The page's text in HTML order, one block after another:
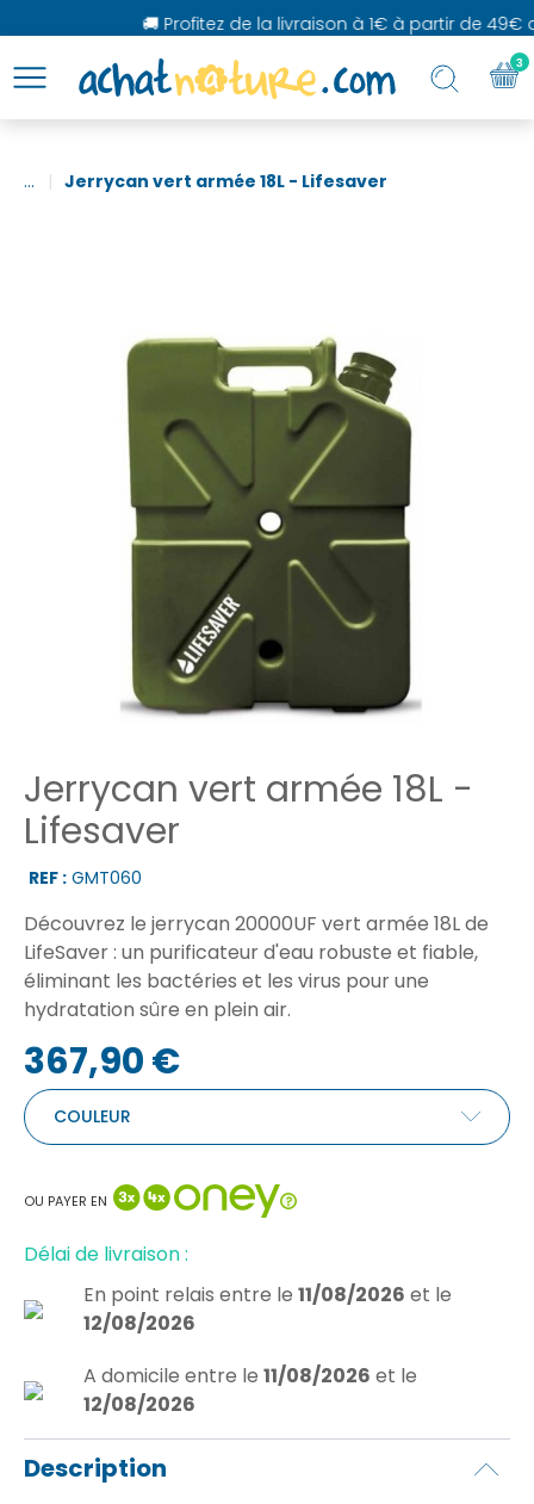
🚚 Profitez de la livraison à 1€ à partir de 49€
... Jerrycan vert armée 18L - Lifesaver
Jerrycan vert armée 18L -
Lifesaver
REF : GMT060
Découvrez le jerrycan 20000UF vert armée 18L de
LifeSaver : un purificateur d'eau robuste et fiable,
éliminant les bactéries et les virus pour une
hydratation sûre en plein air.
367,90 €
COULEUR
OU PAYER EN
Délai de livraison :
En point relais entre le 11/08/2026 et le
12/08/2026
A domicile entre le 11/08/2026 et le
12/08/2026
Description
3